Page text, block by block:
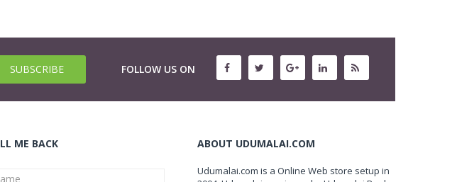
FOLLOW US ON
ME BACK ABOUT UDUMALAI.COM
Udumalai.com is a Online Web store setup in